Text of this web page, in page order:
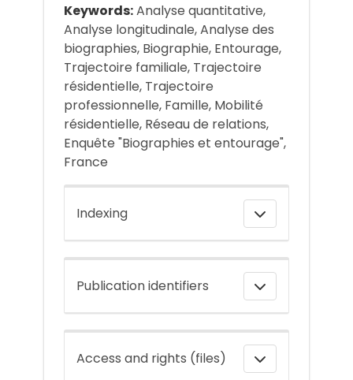
Keywords:Analyse quantitative,
Analyse longitudinale, Analyse des
biographies, Biographie, Entourage,
Trajectoire familiale, Trajectoire
résidentielle, Trajectoire
professionnelle, Famille, Mobilité
résidentielle, Réseau de relations,
Enquête "Biographies et entourage",
France
Indexing
Publication identifiers
Access and rights (files)